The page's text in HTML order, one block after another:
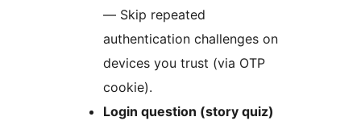
— Skip repeated
authentication challenges on
devices you trust (via OTP
cookie).
Login question (story quiz)